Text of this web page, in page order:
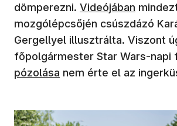
dömperezni. Videójában
mozgólépcsőjén csúszdázó
Gergellyel illusztrálta. Viszont
főpolgármester Star Wars-napi
pózolása nem érte el az